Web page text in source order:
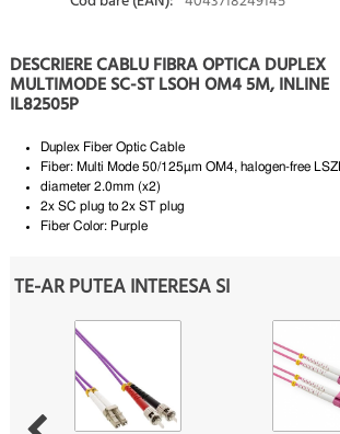
DESCRIERE CABLU FIBRA OPTICA DUPLEX
MULTIMODE SC-ST LSOH OM4 5M, INLINE
IL82505P
Duplex Fiber Optic Cable
Fiber: Multi Mode 50/125µm OM4, halogen-free
diameter 2.0mm (x2)
2x SC plug to 2x ST plug
Fiber Color: Purple
TE-AR PUTEA INTERESA SI